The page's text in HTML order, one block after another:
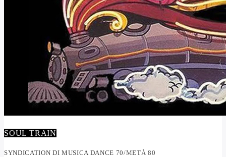
SOUL TRAIN
SYNDICATION DI MUSICA DANCE 70/METÀ 80